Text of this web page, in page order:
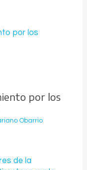
por los
Obarrio